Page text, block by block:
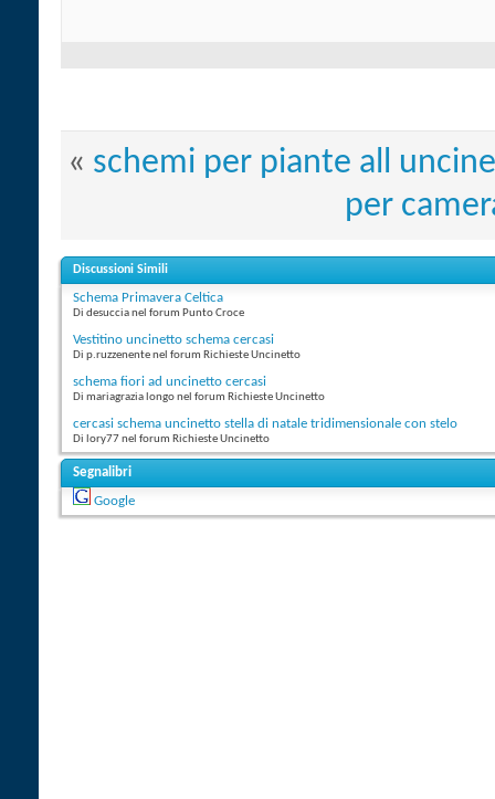
« schemi per piante all
per
Discussioni Simili
Schema Primavera Celtica
Di desuccia nel forum Punto Croce
Vestitino uncinetto schema cercasi
Di p.ruzzenente nel forum Richieste Uncinetto
schema fiori ad uncinetto cercasi
Di mariagrazia longo nel forum Richieste Uncinetto
cercasi schema uncinetto stella di natale tridimensionale con stelo
Di lory77 nel forum Richieste Uncinetto
Segnalibri
Google